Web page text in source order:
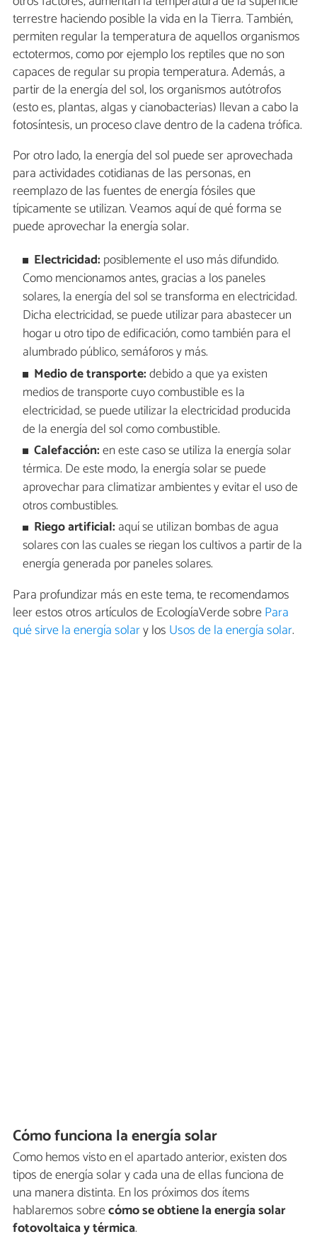
terrestre haciendo posible la vida en la Tierra. También,
permiten regular la temperatura de aquellos organismos
ectotermos, como por ejemplo los reptiles que no son
capaces de regular su propia temperatura. Además, a
partir de la energía del sol, los organismos autótrofos
(esto es, plantas, algas y cianobacterias) llevan a cabo la
fotosíntesis, un proceso clave dentro de la cadena trófica.
Por otro lado, la energía del sol puede ser aprovechada
para actividades cotidianas de las personas, en
reemplazo de las fuentes de energía fósiles que
típicamente se utilizan. Veamos aquí de qué forma se
puede aprovechar la energía solar.
Electricidad: posiblemente el uso más difundido.
Como mencionamos antes, gracias a los paneles
solares, la energía del sol se transforma en electricidad.
Dicha electricidad, se puede utilizar para abastecer un
hogar u otro tipo de edificación, como también para el
alumbrado público, semáforos y más.
Medio de transporte:debido a que ya existen
medios de transporte cuyo combustible es la
electricidad, se puede utilizar la electricidad producida
de la energía del sol como combustible.
Calefacción:en este caso se utiliza la energía solar
térmica. De este modo, la energía solar se puede
aprovechar para climatizar ambientes y evitar el uso de
otros combustibles.
Riego artificial: aquí se utilizan bombas de agua
solares con las cuales se riegan los cultivos a partir de la
energía generada por paneles solares.
Para profundizar más en este tema, te recomendamos
leer estos otros artículos de EcologíaVerde sobrePara
qué sirve la energía solary los Usos de la energía solar.
Cómo funciona la energía solar
Como hemos visto en el apartado anterior, existen dos
tipos de energía solar y cada una de ellas funciona de
una manera distinta. En los próximos dos ítems
hablaremos sobrecómo se obtiene la energía solar
fotovoltaica y térmica.